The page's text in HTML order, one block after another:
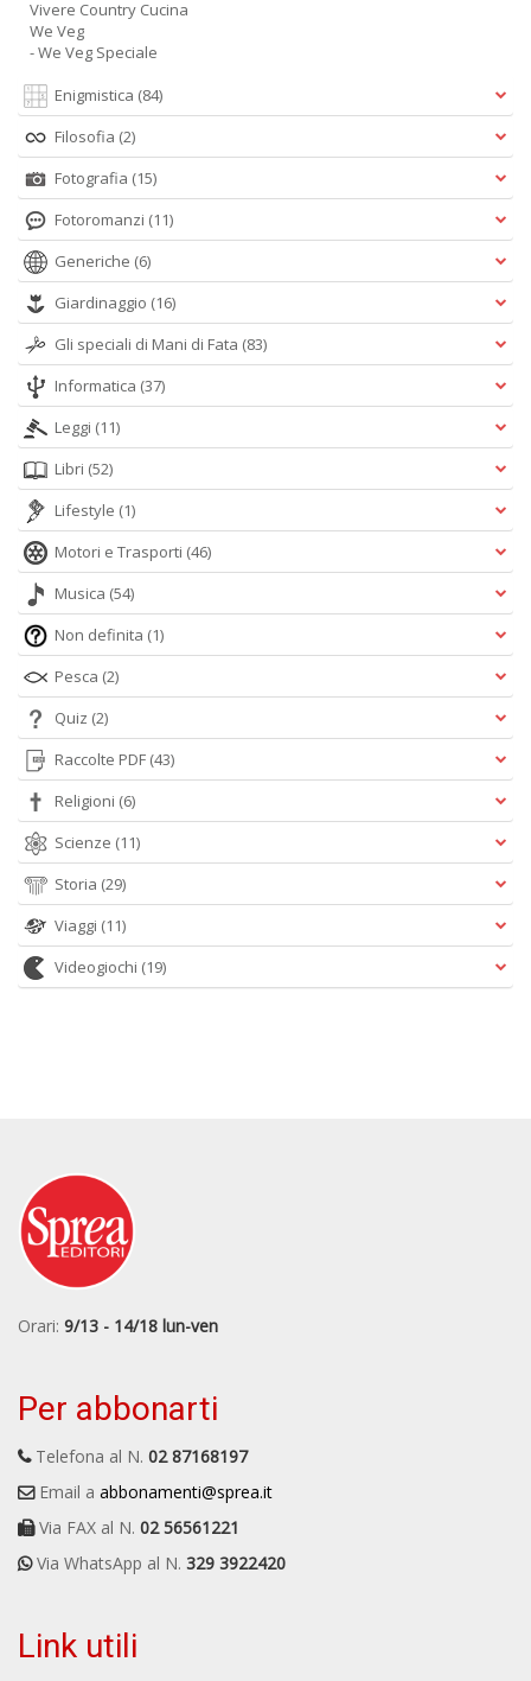
Vivere Country Cucina
We Veg
- We Veg Speciale
Enigmistica (84)
Filosofia (2)
Fotografia (15)
Fotoromanzi (11)
Generiche (6)
Giardinaggio (16)
Gli speciali di Mani di Fata (83)
Informatica (37)
Leggi (11)
Libri (52)
Lifestyle (1)
Motori e Trasporti (46)
Musica (54)
Non definita (1)
Pesca (2)
Quiz (2)
Raccolte PDF (43)
Religioni (6)
Scienze (11)
Storia (29)
Viaggi (11)
Videogiochi (19)
Orari: 9/13 - 14/18 lun-ven
Per abbonarti
Telefona al N. 02 87168197
Email a abbonamenti@sprea.it
Via FAX al N. 02 56561221
Via WhatsApp al N. 329 3922420
Link utili